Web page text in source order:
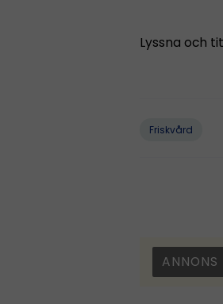
Lyssna och
Friskvård
ANNONS